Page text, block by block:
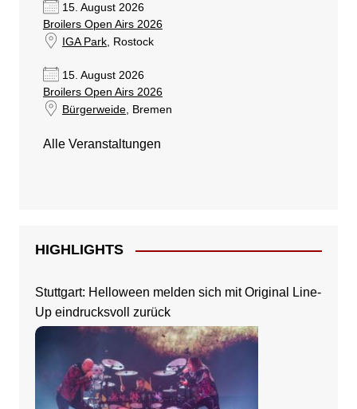
15. August 2026
Broilers Open Airs 2026
IGA Park, Rostock
15. August 2026
Broilers Open Airs 2026
Bürgerweide, Bremen
Alle Veranstaltungen
HIGHLIGHTS
Stuttgart: Helloween melden sich mit Original Line-
Up eindrucksvoll zurück